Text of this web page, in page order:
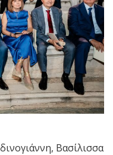
Βασίλισσα